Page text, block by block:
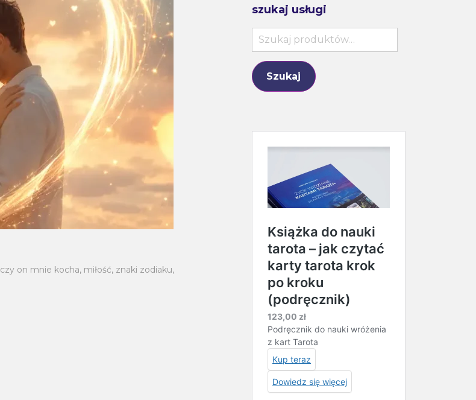
czy on mnie kocha, miłość, znaki zodiaku,
szukaj usługi
Szukaj:
Szukaj